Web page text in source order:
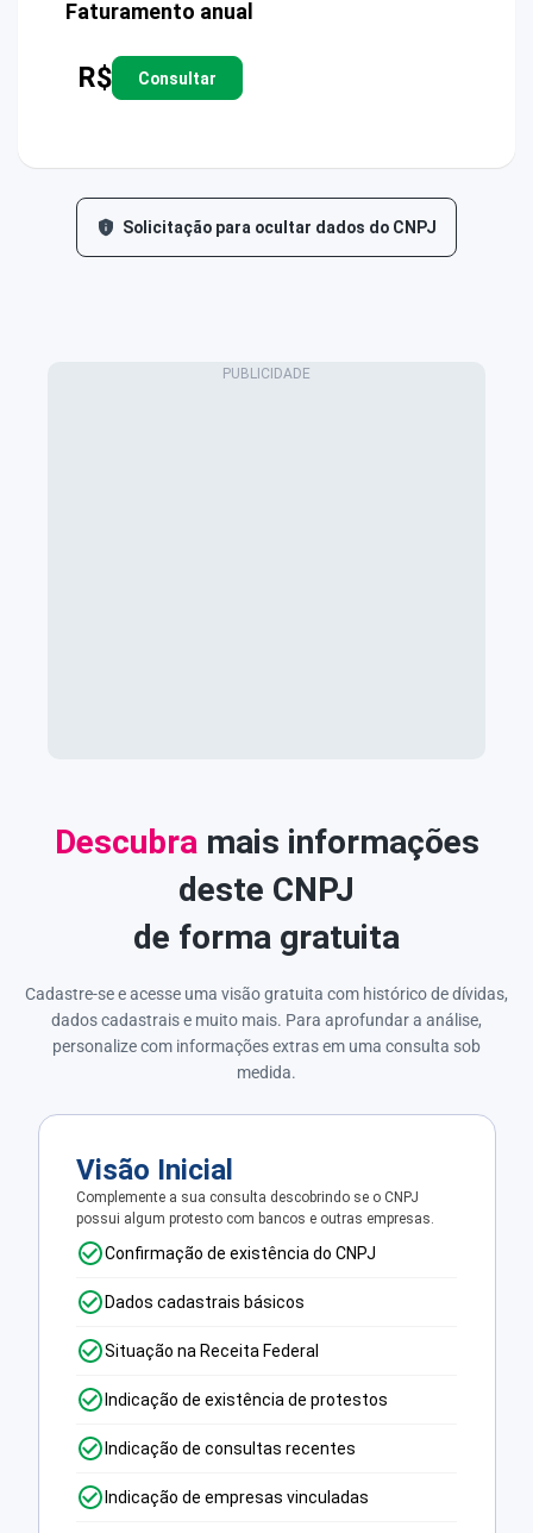
Faturamento anual
R$ Consultar
Solicitação para ocultar dados do CNPJ
Descubramais informações
deste CNPJ
de forma gratuita
Cadastre-se e acesse uma visão gratuita com histórico de dívidas,
dados cadastrais e muito mais. Para aprofundar a análise,
personalize com informações extras em uma consulta sob
medida.
Visão Inicial
Complemente a sua consulta descobrindo se o CNPJ
possui algum protesto com bancos e outras empresas.
Confirmação de existência do CNPJ
Dados cadastrais básicos
Situação na Receita Federal
Indicação de existência de protestos
Indicação de consultas recentes
Indicação de empresas vinculadas